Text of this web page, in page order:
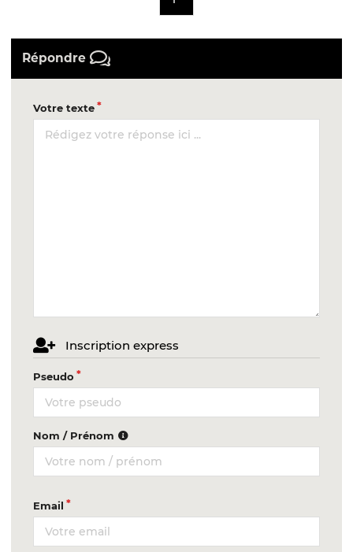
Répondre
Votre texte
Inscription express
Pseudo
Nom / Prénom
Email